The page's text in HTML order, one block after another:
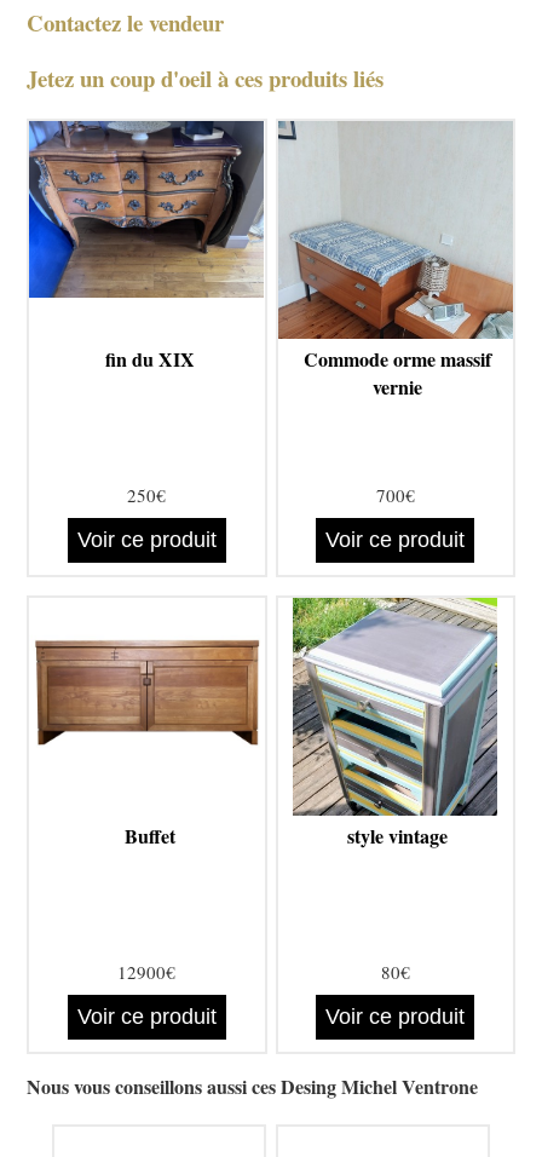
Contactez le vendeur
Jetez un coup d'oeil à ces produits liés
fin du XIX
250€
Voir ce produit
Commode orme massif
vernie
700€
Voir ce produit
Buffet
12900€
Voir ce produit
style vintage
80€
Voir ce produit
Nous vous conseillons aussi ces Desing Michel Ventrone